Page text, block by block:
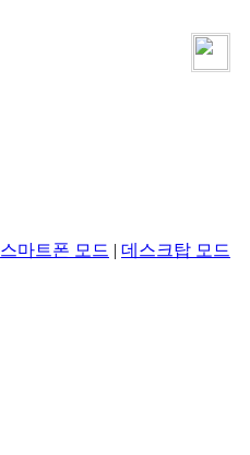
스마트폰 모드 | 데스크탑 모드